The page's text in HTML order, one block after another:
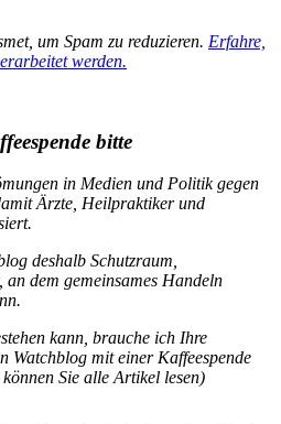
um Spam zu reduzieren. Erfahre,
werden.
bitte
in Medien und Politik gegen
Ärzte, Heilpraktiker und
deshalb Schutzraum,
dem gemeinsames Handeln
kann, brauche ich Ihre
Watchblog mit einer Kaffeespende
Sie alle Artikel lesen)